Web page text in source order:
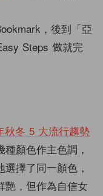
，後到「亞
Steps 做就完
顏色作主色調，
擇了同一顏色，
艷，但作為自信女